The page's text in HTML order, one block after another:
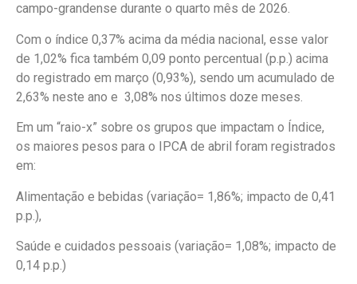
campo-grandense durante o quarto mês de 2026.
Com o índice 0,37% acima da média nacional, esse valor
de 1,02% fica também 0,09 ponto percentual (p.p.) acima
do registrado em março (0,93%), sendo um acumulado de
2,63% neste ano e 3,08% nos últimos doze meses.
Em um “raio-x” sobre os grupos que impactam o Índice,
os maiores pesos para o IPCA de abril foram registrados
em:
Alimentação e bebidas (variação= 1,86%; impacto de 0,41
p.p.),
Saúde e cuidados pessoais (variação= 1,08%; impacto de
0,14 p.p.)